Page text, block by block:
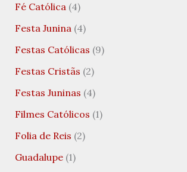
Fé Católica(4)
Festa Junina(4)
Festas Católicas (9)
Festas Cristãs (2)
Festas Juninas (4)
Filmes Católicos (1)
Folia de Reis (2)
Guadalupe(1)